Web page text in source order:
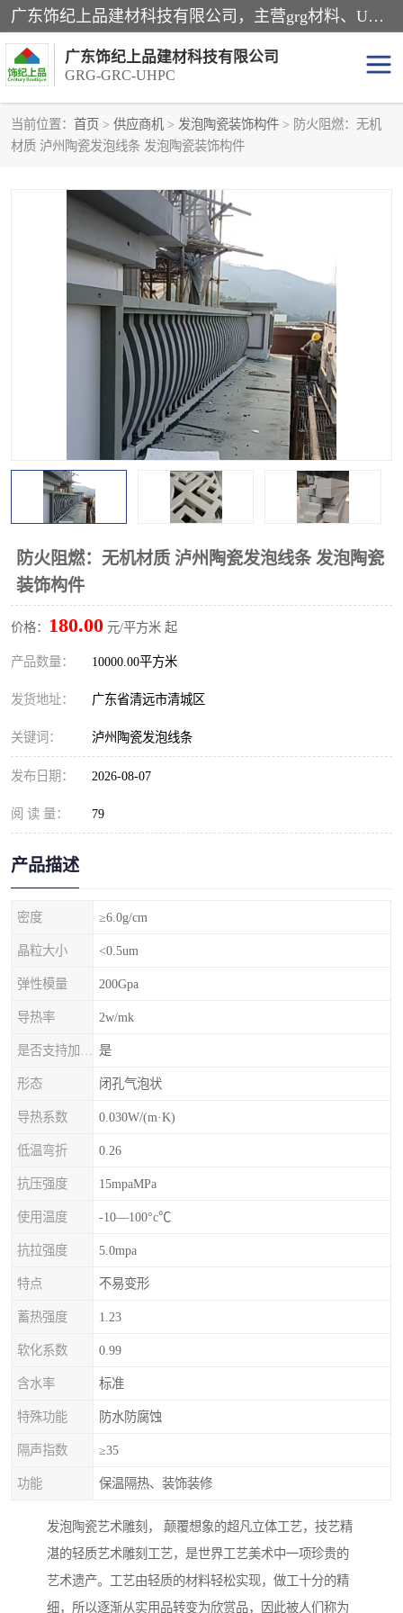
广东饰纪上品建材科技有限公司，主营grg材料、UHPC板、grc构件、uhpc幕墙板、grg厂家、grc厂家、uhpc厂家、GRG吊顶、grg石膏板、grg构件、外墙grc线条、grg造型、grg材料定制，uhpc高性能混凝土，uhpc构件，uhpc镂空挂板，grg材料生产厂家，广东grg厂家，广东grc厂家，联系方式*，2万平厂房，如果您对我公司的产品服务感兴趣，请联系我们。
广东饰纪上品建材科技有限公司
GRG-GRC-UHPC
当前位置： 首页 > 供应商机 > 发泡陶瓷装饰构件 > 防火阻燃：无机
材质 泸州陶瓷发泡线条 发泡陶瓷装饰构件
防火阻燃：无机材质 泸州陶瓷发泡线条 发泡陶瓷
装饰构件
价格： 180.00 元/平方米 起
产品数量： 10000.00平方米
发货地址： 广东省清远市清城区
关键词： 泸州陶瓷发泡线条
发布日期： 2026-08-07
阅 读 量： 79
产品描述
密度 ≥6.0g/cm
晶粒大小 <0.5um
弹性模量 200Gpa
导热率 2w/mk
是
形态 闭孔气泡状
导热系数 0.030W/(m·K)
低温弯折 0.26
抗压强度 15mpaMPa
使用温度 -10—100°c℃
抗拉强度 5.0mpa
特点 不易变形
蓄热强度 1.23
软化系数 0.99
含水率 标准
特殊功能 防水防腐蚀
隔声指数 ≥35
功能 保温隔热、装饰装修
发泡陶瓷艺术雕刻， 颠覆想象的超凡立体工艺，技艺精
湛的轻质艺术雕刻工艺，是世界工艺美术中一项珍贵的
艺术遗产。工艺由轻质的材料轻松实现，做工十分的精
细，所以逐渐从实用品转变为欣赏品，因此被人们称为
GRG构件 GRC构件
UHPC构件 发泡陶瓷装饰构件
GRG造型 GRC厂家
GRG吊顶 GRG材料生产厂家
GRC树池坐凳